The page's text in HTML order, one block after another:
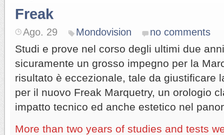
Freak
Ago. 29 Mondovision no comments
Studi e prove nel corso degli ultimi due
sicuramente un grosso impegno per la
risultato è eccezionale, tale da giustificare
per il nuovo Freak Marquetry, un orologio
impatto tecnico ed anche estetico nel
More than two years of studies and tests